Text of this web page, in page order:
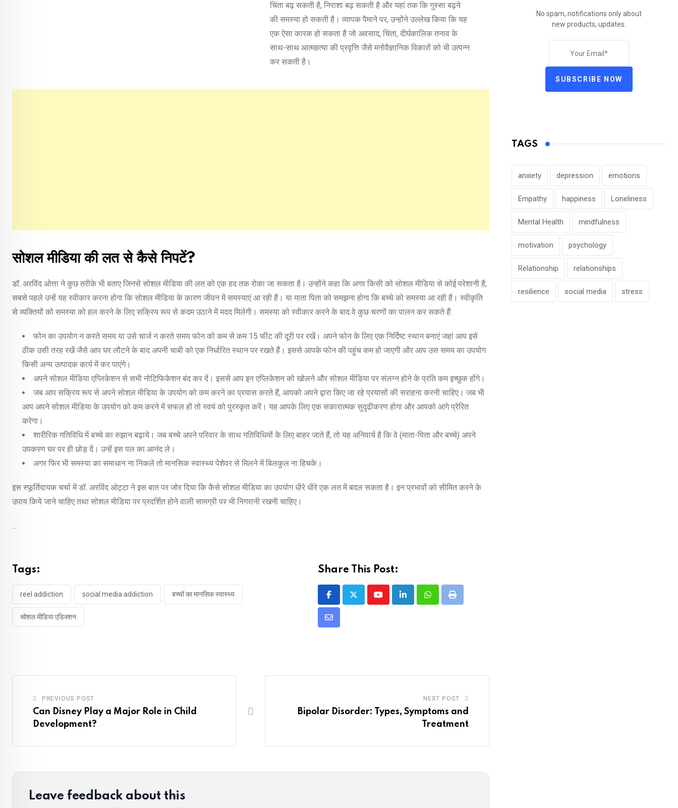
चिंता बढ़ सकती है, निराशा बढ़ सकती है और यहां तक कि गुस्सा बढ़ने
की समस्या हो सकती है। व्यापक पैमाने पर, उन्होंने उल्लेख किया कि यह
एक ऐसा कारक हो सकता है जो अवसाद, चिंता, दीर्घकालिक तनाव के
साथ-साथ आत्महत्या की प्रवृत्ति जैसे मनोवैज्ञानिक विकारों को भी उत्पन्न
कर सकती है।
सोशल मीडिया की लत से कैसे निपटें?
डॉ. अरविंद ओत्ता ने कुछ तरीके भी बताए जिनसे सोशल मीडिया की लत को एक हद तक रोका जा सकता है। उन्होंने कहा कि अगर किसी को सोशल मीडिया से कोई परेशानी है;
सबसे पहले उन्हें यह स्वीकार करना होगा कि सोशल मीडिया के कारण जीवन में समस्याएं आ रही हैं। या माता पिता को समझना होगा कि बच्चे को समस्या आ रही है। स्वीकृति
से व्यक्तियों को समस्या को हल करने के लिए सक्रिय रूप से कदम उठाने में मदद मिलेगी। समस्या को स्वीकार करने के बाद वे कुछ चरणों का पालन कर सकते हैं:
फोन का उपयोग न करते समय या उसे चार्ज न करते समय फोन को कम से कम 15 फीट की दूरी पर रखें। अपने फोन के लिए एक निर्दिष्ट स्थान बनाएं जहां आप इसे
ठीक उसी तरह रखें जैसे आप घर लौटने के बाद अपनी चाबी को एक निर्धारित स्थान पर रखते हैं। इससे आपके फोन की पहुंच कम हो जाएगी और आप उस समय का उपयोग
किसी अन्य उत्पादक कार्य में कर पाएंगे।
अपने सोशल मीडिया एप्लिकेशन से सभी नोटिफिकेशन बंद कर दें। इससे आप इन एप्लिकेशन को खोलने और सोशल मीडिया पर संलग्न होने के प्रति कम इच्छुक होंगे।
जब आप सक्रिय रूप से अपने सोशल मीडिया के उपयोग को कम करने का प्रयास करते हैं, आपको अपने द्वारा किए जा रहे प्रयासों की सराहना करनी चाहिए। जब भी
आप अपने सोशल मीडिया के उपयोग को कम करने में सफल हों तो स्वयं को पुरस्कृत करें। यह आपके लिए एक सकारात्मक सुदृढीकरण होगा और आपको आगे प्रेरित
करेगा।
शारीरिक गतिविधि में बच्चे का रुझान बढ़ाये। जब बच्चे अपने परिवार के साथ गतिविधियों के लिए बाहर जाते हैं, तो यह अनिवार्य है कि वे (माता-पिता और बच्चे) अपने
उपकरण घर पर ही छोड़ दें। उन्हें इस पल का आनंद ले।
अगर फिर भी समस्या का समाधान ना निकले तो मानसिक स्वास्थ्य पेशेवर से मिलने में बिलकुल ना हिचके।
इस स्फूर्तिदायक चर्चा में डॉ. अरविंद ओट्टा ने इस बात पर जोर दिया कि कैसे सोशल मीडिया का उपयोग धीरे धीरे एक लत में बदल सकता है। इन प्रभावों को सीमित करने के
उपाय किये जाने चाहिए तथा सोशल मीडिया पर प्रदर्शित होने वाली सामग्री पर भी निगरानी रखनी चाहिए।
...
Tags:
reel addiction social media addiction बच्चों का मानसिक स्वास्थ्य
सोशल मीडिया एडिक्शन
Share This Post:
YoutubeLinkedInWhatsappPrint
Share
PREVIOUS POST
Can Disney Play a Major Role in Child
Development?
NEXT POST
Bipolar Disorder: Types, Symptoms and
Treatment
Leave feedback about this
No spam, notifications only about
new products, updates.
SUBSCRIBE NOW
TAGS
anxiety depression emotions
Empathy happiness Loneliness
Mental Health mindfulness
motivation psychology
Relationship relationships
resilience social media stress